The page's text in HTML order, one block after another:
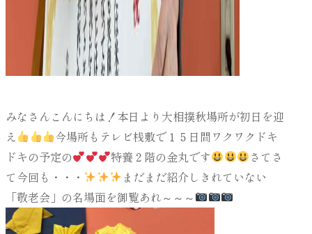
みなさんこんにちは！本日より大相撲秋場所が初日を迎
え
今場所もテレビ桟敷で１５日間ワクワクドキ
ドキの予定の
特養２階の金丸です
さてさ
て今回も・・・
まだまだ紹介しきれていない
「敬老会」の名場面を御覧あれ～～～